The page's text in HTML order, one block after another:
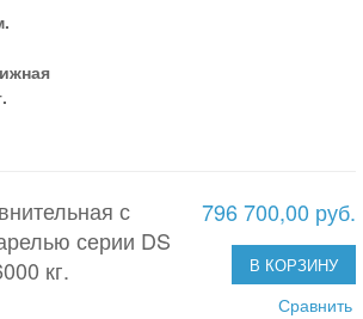
с
серии DS
кг.
796 700,00 руб.
В КОРЗИНУ
Сравнить